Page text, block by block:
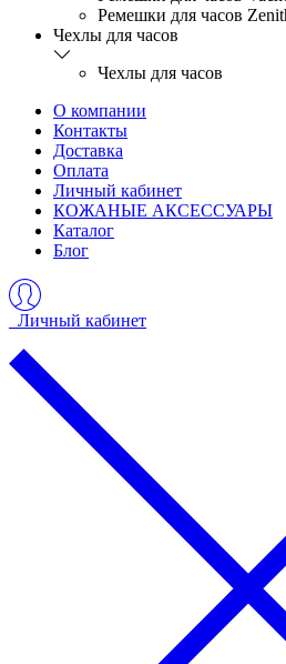
Ремешки для часов
Чехлы для часов
Чехлы для часов
О компании
Контакты
Доставка
Оплата
Личный кабинет
КОЖАНЫЕ АКСЕССУАРЫ
Каталог
Блог
Личный кабинет